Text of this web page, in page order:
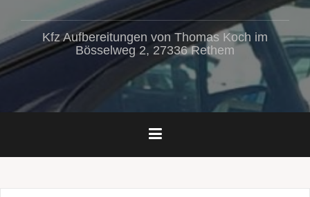
Kfz Aufbereitungen von Thomas Koch im
Bösselweg 2, 27336 Rethem